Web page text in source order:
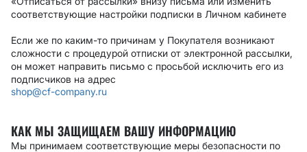
соответствующие настройки подписки в Личном кабинете
Если же по каким-то причинам у Покупателя возникают
сложности с процедурой отписки от электронной рассылки,
он может направить письмо с просьбой исключить его из
подписчиков на адрес
shop@cf-company.ru
КАК МЫ ЗАЩИЩАЕМ ВАШУ ИНФОРМАЦИЮ
Мы принимаем соответствующие меры безопасности по